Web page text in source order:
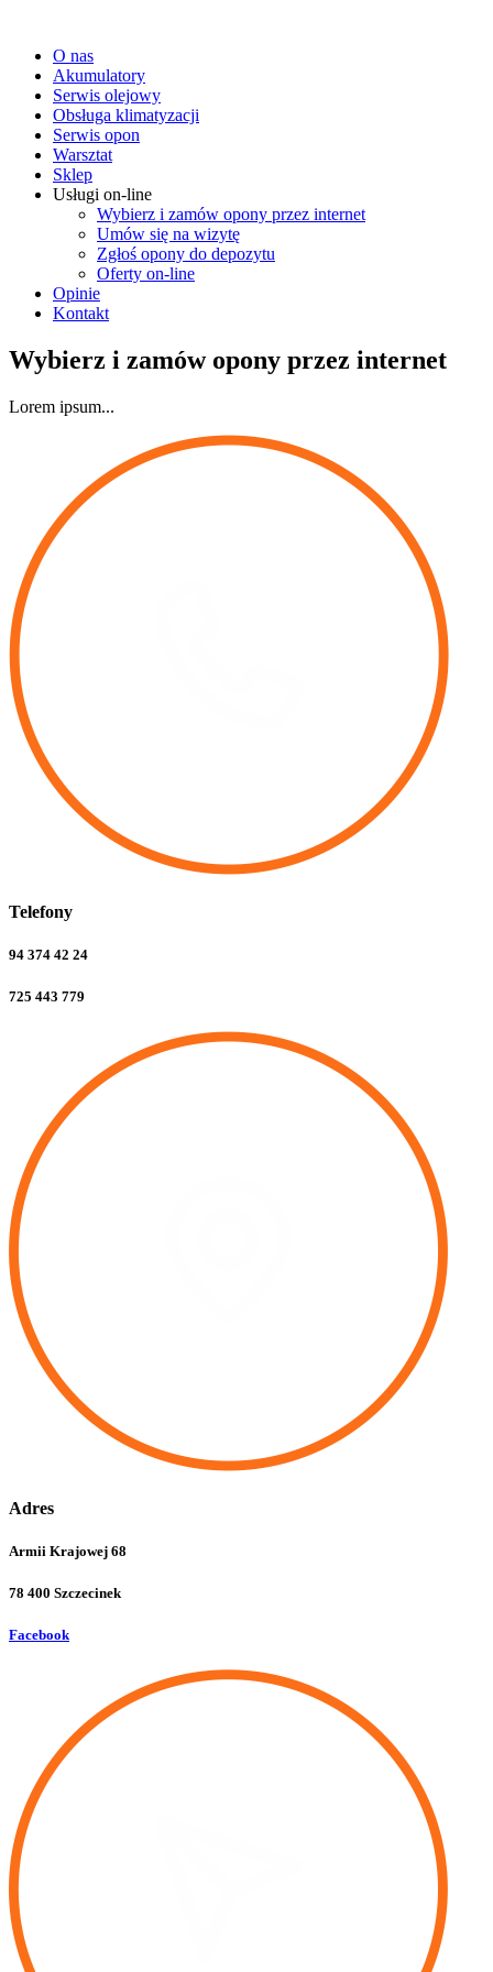
O nas
Akumulatory
Serwis olejowy
Obsługa klimatyzacji
Serwis opon
Warsztat
Sklep
Usługi on-line
Wybierz i zamów opony przez internet
Umów się na wizytę
Zgłoś opony do depozytu
Oferty on-line
Opinie
Kontakt
Wybierz i zamów opony przez internet
Lorem ipsum...
Telefony
94 374 42 24
725 443 779
Adres
Armii Krajowej 68
78 400 Szczecinek
Facebook